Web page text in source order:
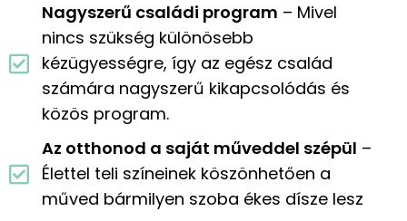
Nagyszerű családi program – Mivel
nincs szükség különösebb
kézügyességre, így az egész család
számára nagyszerű kikapcsolódás és
közös program.
Az otthonod a saját műveddel szépül –
Élettel teli színeinek köszönhetően a
műved bármilyen szoba ékes dísze lesz